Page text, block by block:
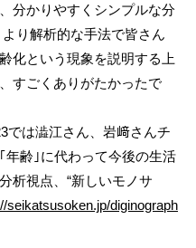
分かりやすくシンプルな分
り解析的な手法で皆さん
化という現象を説明する上
すごくありがたかったで
では澁江さん、岩﨑さんチ
年齢｣に代わって今後の生活
析視点、“新しいモノサ
seikatsusoken.jp/diginograph